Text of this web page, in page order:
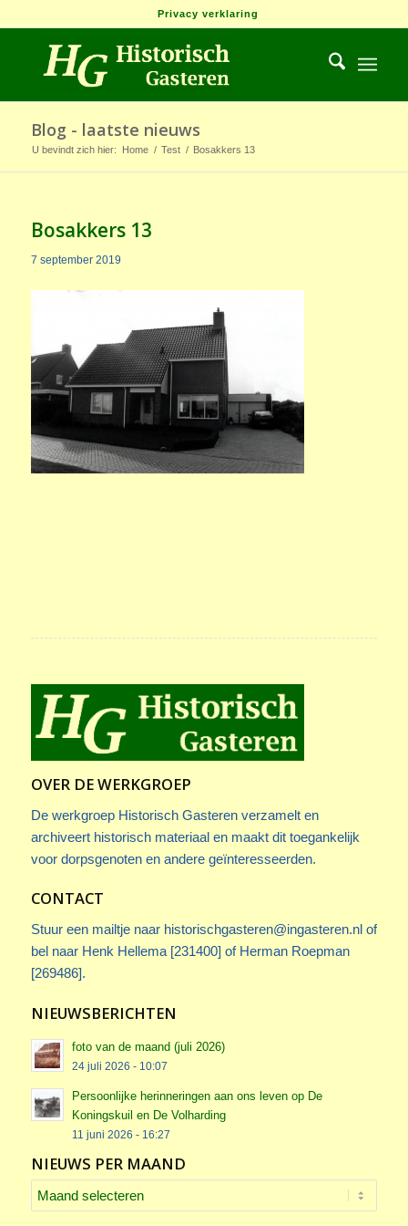
Privacy verklaring
Blog - laatste nieuws
U bevindt zich hier: Home / Test / Bosakkers 13
Bosakkers 13
7 september 2019
OVER DE WERKGROEP
De werkgroep Historisch Gasteren verzamelt en
archiveert historisch materiaal en maakt dit toegankelijk
voor dorpsgenoten en andere geïnteresseerden.
CONTACT
Stuur een mailtje naar historischgasteren@ingasteren.nlof
bel naar Henk Hellema [231400] of Herman Roepman
[269486].
NIEUWSBERICHTEN
foto van de maand (juli 2026)
24 juli 2026 - 10:07
Persoonlijke herinneringen aan ons leven op De
Koningskuil en De Volharding
11 juni 2026 - 16:27
NIEUWS PER MAAND